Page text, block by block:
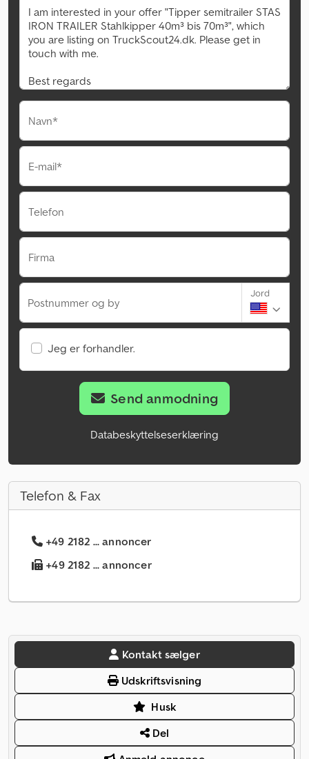
Navn*
E-mail*
Telefon
Firma
Postnummer og by
Jord
Jeg er forhandler.
Send anmodning
Databeskyttelseserklæring
Telefon & Fax
+49 2182 ... annoncer
+49 2182 ... annoncer
Kontakt sælger
Udskriftsvisning
Husk
Del